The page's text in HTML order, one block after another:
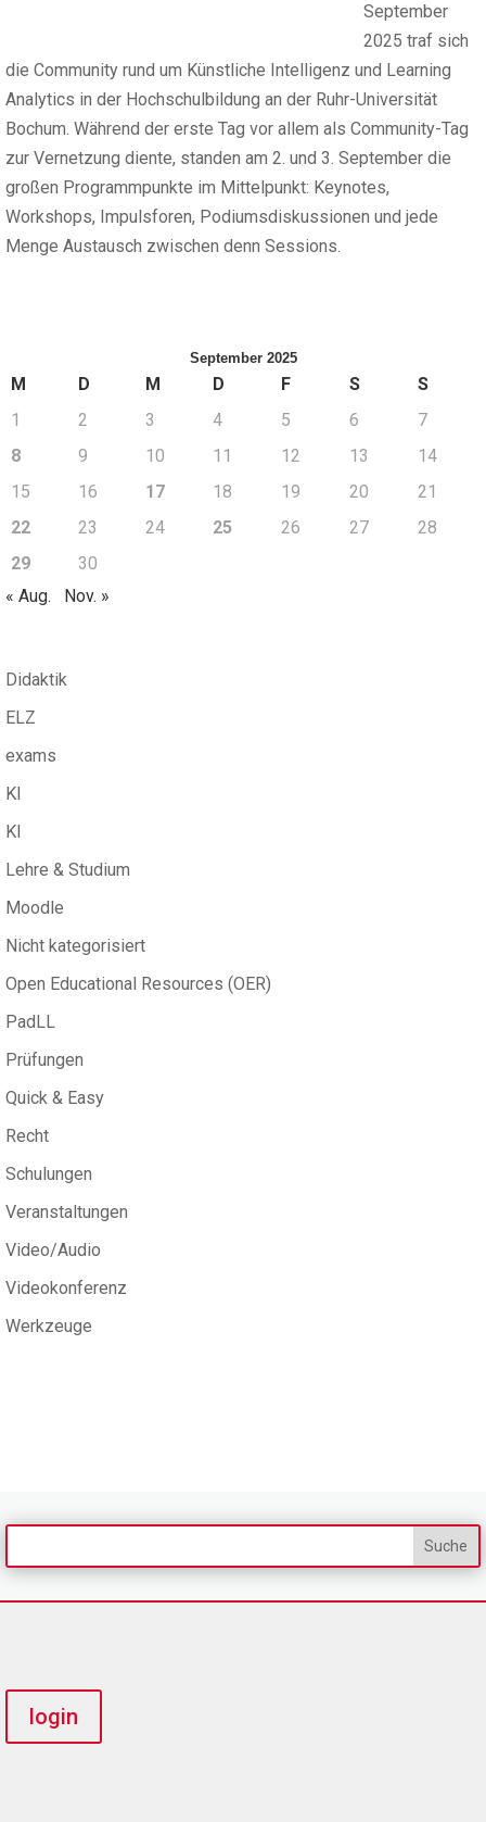
September
2025 traf sich
die Community rund um Künstliche Intelligenz und Learning
Analytics in der Hochschulbildung an der Ruhr-Universität
Bochum. Während der erste Tag vor allem als Community-Tag
zur Vernetzung diente, standen am 2. und 3. September die
großen Programmpunkte im Mittelpunkt: Keynotes,
Workshops, Impulsforen, Podiumsdiskussionen und jede
Menge Austausch zwischen denn Sessions.
September 2025
M D M D F S
S
1
2 3 4 5 6
7
8
9 10 11 12 13
14
15
16 17 18 19 20
21
22
23 24 25 26 27
28
29
30
« Aug.
Nov. »
Didaktik
ELZ
exams
KI
KI
Lehre & Studium
Moodle
Nicht kategorisiert
Open Educational Resources (OER)
PadLL
Prüfungen
Quick & Easy
Recht
Schulungen
Veranstaltungen
Video/Audio
Videokonferenz
Werkzeuge
login